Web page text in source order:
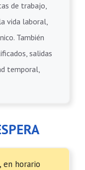
de trabajo,
vida laboral,
También
salidas
temporal,
en horario